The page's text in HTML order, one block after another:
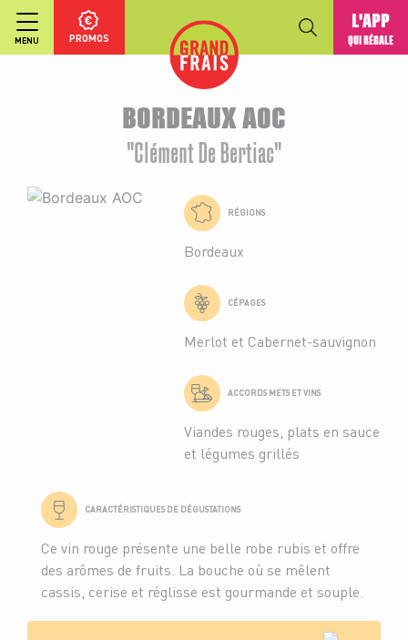
MENU PROMOS
L'APP
QUI RÉGALE
BORDEAUX AOC
"Clément De Bertiac"
RÉGIONS
Bordeaux
CÉPAGES
Merlot et Cabernet-sauvignon
ACCORDS METS ET VINS
Viandes rouges, plats en sauce
et légumes grillés
CARACTÉRISTIQUES DE DÉGUSTATIONS
Ce vin rouge présente une belle robe rubis et offre
des arômes de fruits. La bouche où se mêlent
cassis, cerise et réglisse est gourmande et souple.